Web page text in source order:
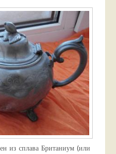
из сплава Британиум (или